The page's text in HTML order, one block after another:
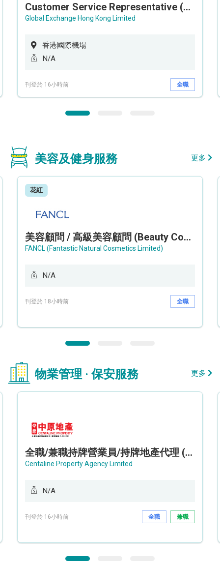
Customer Service Representative (Airport)
Global Exchange Hong Kong Limited
香港國際機場
N/A
刊登於 16小時前 全職
美容及健身服務 更多
花紅
美容顧問 / 高級美容顧問 (Beauty Consultant / Senior Beauty Consultant)
FANCL (Fantastic Natural Cosmetics Limited)
N/A
刊登於 18小時前 全職
物業管理 · 保安服務 更多
全職/兼職持牌營業員/持牌地產代理 (長沙灣/將軍澳/油塘)
Centaline Property Agency Limited
N/A
刊登於 16小時前 全職 兼職